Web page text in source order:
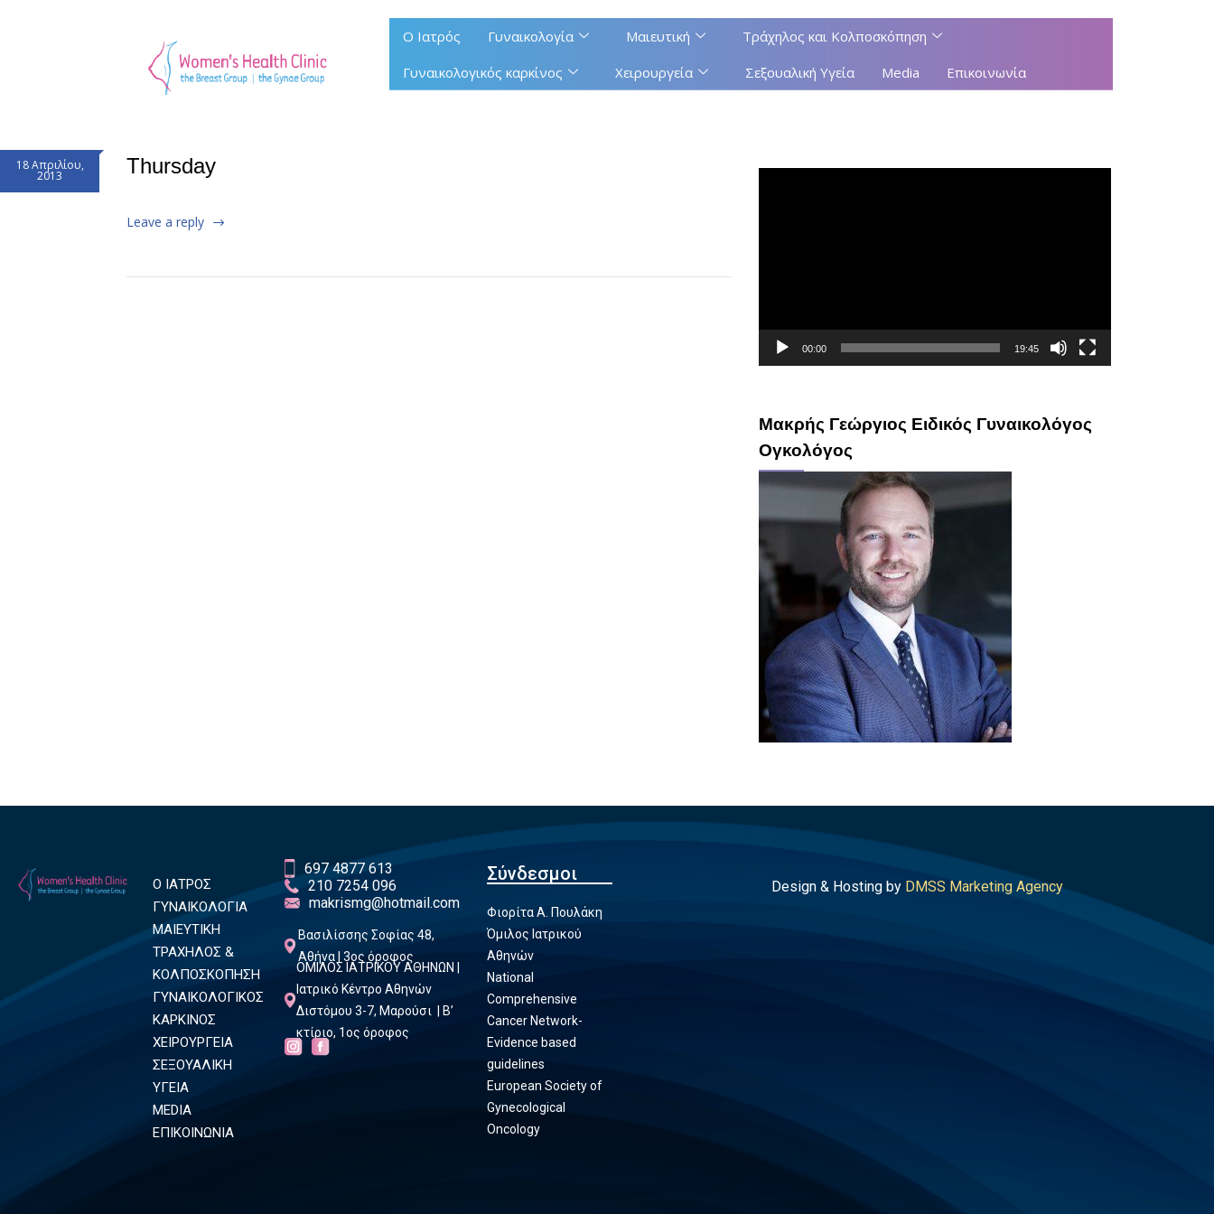
Ο Ιατρός Γυναικολογία Μαιευτική
Τράχηλος και Κολποσκόπηση
Γυναικολογικός καρκίνος
Χειρουργεία Σεξουαλική Υγεία Media Επικοινωνία
18 Απριλίου,
2013 Thursday
Leave a reply
Πρόγραμμα
00:00 19:45
Μακρής Γεώργιος Ειδικός Γυναικολόγος
Ογκολόγος
Ο ΙΑΤΡΟΣ
ΓΥΝΑΙΚΟΛΟΓΙΑ
ΜΑΙΕΥΤΙΚΗ
ΤΡΑΧΗΛΟΣ &
ΚΟΛΠΟΣΚΟΠΗΣΗ
ΓΥΝΑΙΚΟΛΟΓΙΚΟΣ
ΚΑΡΚΙΝΟΣ
ΧΕΙΡΟΥΡΓΕΙΑ
ΣΕΞΟΥΑΛΙΚΗ
ΥΓΕΙΑ
MEDIA
ΕΠΙΚΟΙΝΩΝΙΑ
697 4877 613
210 7254 096
makrismg@hotmail.com
Βασιλίσσης Σοφίας 48,
Αθήνα | 3ος όροφος
ΟΜΙΛΟΣ ΙΑΤΡΙΚΟΥ ΑΘΗΝΩΝ |
Ιατρικό Κέντρο Αθηνών
Διστόμου 3-7, Μαρούσι | Β’
κτίριο, 1ος όροφος
Σύνδεσμοι
Φιορίτα Α. Πουλάκη
Όμιλος Ιατρικού
Αθηνών
National
Comprehensive
Cancer Network-
Evidence based
guidelines
European Society of
Gynecological
Oncology
Design & Hosting by DMSS Marketing Agency